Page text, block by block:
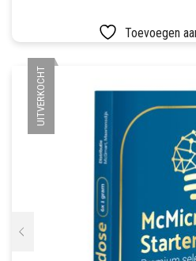
Toevoegen
UITVERKOCHT